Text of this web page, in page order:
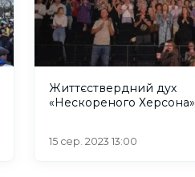
Життєствердний дух
«Нескореного Херсона»
15 сер. 2023 13:00